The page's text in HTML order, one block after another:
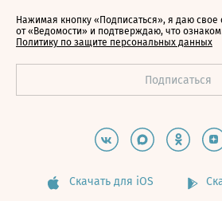
Нажимая кнопку «Подписаться», я даю свое
от «Ведомости» и подтверждаю, что
Политику по защите персональных данных
Скачать для iOS